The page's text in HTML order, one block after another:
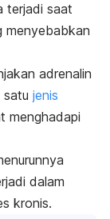
terjadi saat
menyebabkan
adrenalin
satu jenis
menghadapi
dalam
kronis.